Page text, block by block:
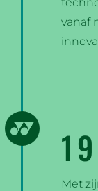
vanaf
Met